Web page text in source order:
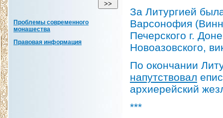
Проблемы современного
монашества
Правовая информация
За Литургией
Варсонофия
Печерского г.
Новоазовского,
По окончании
напутствовал
архиерейский
***